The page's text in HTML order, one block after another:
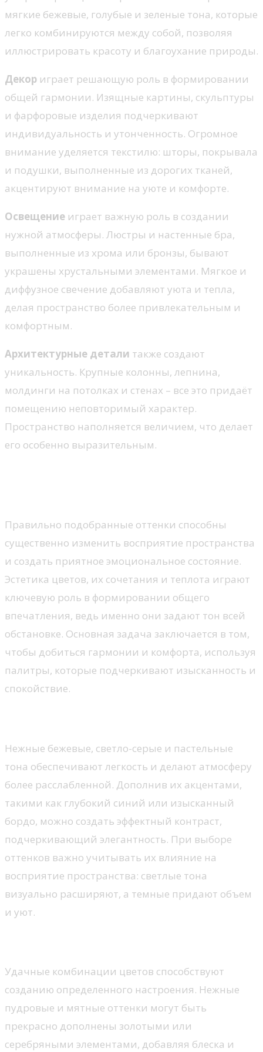
мягкие бежевые, голубые и зеленые тона, которые
легко комбинируются между собой, позволяя
иллюстрировать красоту и благоухание природы.
Декор играет решающую роль в формировании
общей гармонии. Изящные картины, скульптуры
и фарфоровые изделия подчеркивают
индивидуальность и утонченность. Огромное
внимание уделяется текстилю: шторы, покрывала
и подушки, выполненные из дорогих тканей,
акцентируют внимание на уюте и комфорте.
Освещение играет важную роль в создании
нужной атмосферы. Люстры и настенные бра,
выполненные из хрома или бронзы, бывают
украшены хрустальными элементами. Мягкое и
диффузное свечение добавляют уюта и тепла,
делая пространство более привлекательным и
комфортным.
Архитектурные детали также создают
уникальность. Крупные колонны, лепнина,
молдинги на потолках и стенах – все это придаёт
помещению неповторимый характер.
Пространство наполняется величием, что делает
его особенно выразительным.
Правильно подобранные оттенки способны
существенно изменить восприятие пространства
и создать приятное эмоциональное состояние.
Эстетика цветов, их сочетания и теплота играют
ключевую роль в формировании общего
впечатления, ведь именно они задают тон всей
обстановке. Основная задача заключается в том,
чтобы добиться гармонии и комфорта, используя
палитры, которые подчеркивают изысканность и
спокойствие.
Нежные бежевые, светло-серые и пастельные
тона обеспечивают легкость и делают атмосферу
более расслабленной. Дополнив их акцентами,
такими как глубокий синий или изысканный
бордо, можно создать эффектный контраст,
подчеркивающий элегантность. При выборе
оттенков важно учитывать их влияние на
восприятие пространства: светлые тона
визуально расширяют, а темные придают объем
и уют.
Удачные комбинации цветов способствуют
созданию определенного настроения. Нежные
пудровые и мятные оттенки могут быть
прекрасно дополнены золотыми или
серебряными элементами, добавляя блеска и